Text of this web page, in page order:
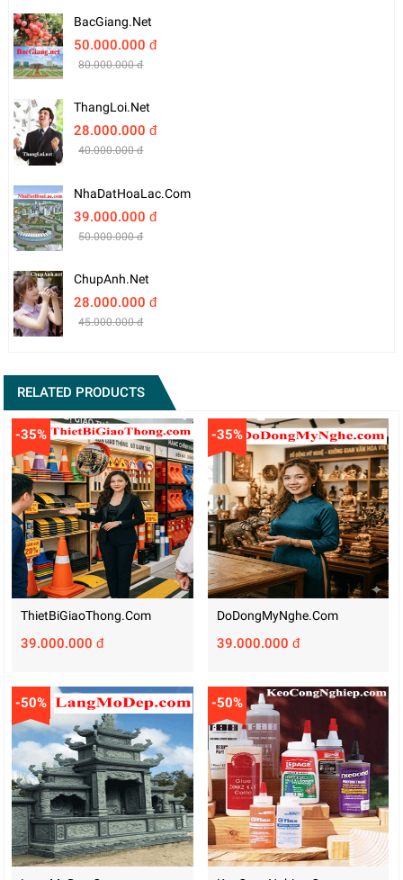
BacGiang.net
50.000.000 đ
80.000.000 đ
ThangLoi.net
28.000.000 đ
40.000.000 đ
NhaDatHoaLac.com
39.000.000 đ
50.000.000 đ
ChupAnh.net
28.000.000 đ
45.000.000 đ
RELATED PRODUCTS
-35%
ThietBiGiaoThong.com
39.000.000 đ
-35%
DoDongMyNghe.com
39.000.000 đ
-50% -50%